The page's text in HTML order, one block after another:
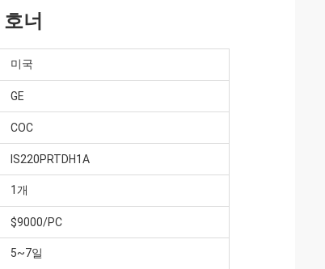
너
미국
GE
COC
IS220PRTDH1A
1개
$9000/PC
5~7일